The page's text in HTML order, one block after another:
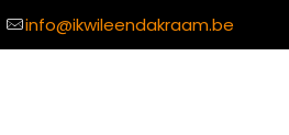
info@ikwileendakraam.be